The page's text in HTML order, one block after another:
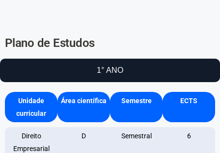
Plano de Estudos
1° ANO
Unidade
curricular
Área científica Semestre ECTS
Direito
Empresarial
D Semestral 6